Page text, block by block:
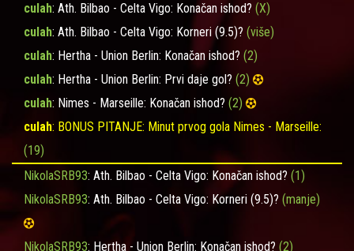
culah: Ath. Bilbao - Celta Vigo: Konačan ishod? (X)
culah: Ath. Bilbao - Celta Vigo: Korneri (9.5)? (više)
culah: Hertha - Union Berlin: Konačan ishod? (2)
culah: Hertha - Union Berlin: Prvi daje gol? (2)
culah: Nimes - Marseille: Konačan ishod? (2)
culah: BONUS PITANJE: Minut prvog gola Nimes - Marseille:
(19)
NikolaSRB93: Ath. Bilbao - Celta Vigo: Konačan ishod? (1)
NikolaSRB93: Ath. Bilbao - Celta Vigo: Korneri (9.5)? (manje)
NikolaSRB93: Hertha - Union Berlin: Konačan ishod? (2)